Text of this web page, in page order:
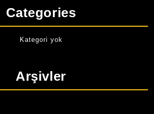
Categories
Kategori yok
Arşivler